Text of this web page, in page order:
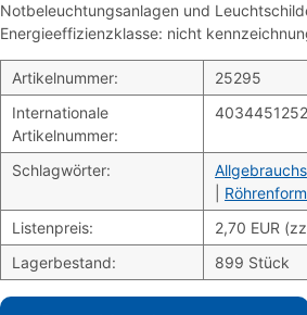
Notbeleuchtungsanlagen und
Energieeffizienzklasse: nicht
Artikelnummer:
25295
Internationale
Artikelnummer:
Schlagwörter:
Listenpreis:
2,70 EUR
Lagerbestand:
899 Stück